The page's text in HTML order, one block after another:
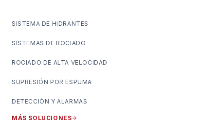
SISTEMA DE HIDRANTES
SISTEMAS DE ROCIADO
ROCIADO DE ALTA VELOCIDAD
SUPRESIÓN POR ESPUMA
DETECCIÓN Y ALARMAS
MÁS SOLUCIONES